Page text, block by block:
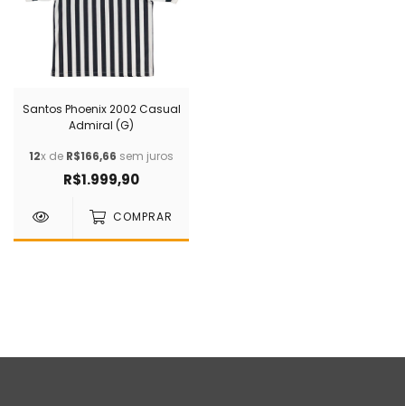
Santos Phoenix 2002 Casual
Admiral (G)
12x de R$166,66 sem juros
R$1.999,90
COMPRAR